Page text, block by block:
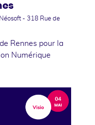
- 318 Rue de
Rennes pour la
Numérique